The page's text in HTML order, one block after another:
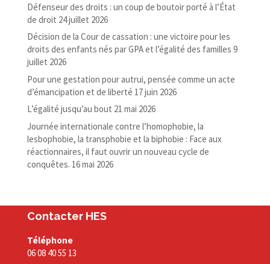
Défenseur des droits : un coup de boutoir porté à l’État
de droit 24 juillet 2026
Décision de la Cour de cassation : une victoire pour les
droits des enfants nés par GPA et l’égalité des familles 9
juillet 2026
Pour une gestation pour autrui, pensée comme un acte
d’émancipation et de liberté 17 juin 2026
L’égalité jusqu’au bout 21 mai 2026
Journée internationale contre l’homophobie, la
lesbophobie, la transphobie et la biphobie : Face aux
réactionnaires, il faut ouvrir un nouveau cycle de
conquêtes. 16 mai 2026
Contacter HES
Téléphone
06 08 40 55 13